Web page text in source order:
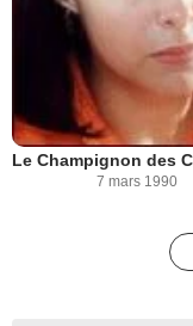
7 mars 1990